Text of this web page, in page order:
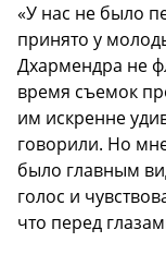
«У нас не было
принято у
Дхармендра не
время съемок
им искренне
говорили. Но
было главным
голос и
что перед